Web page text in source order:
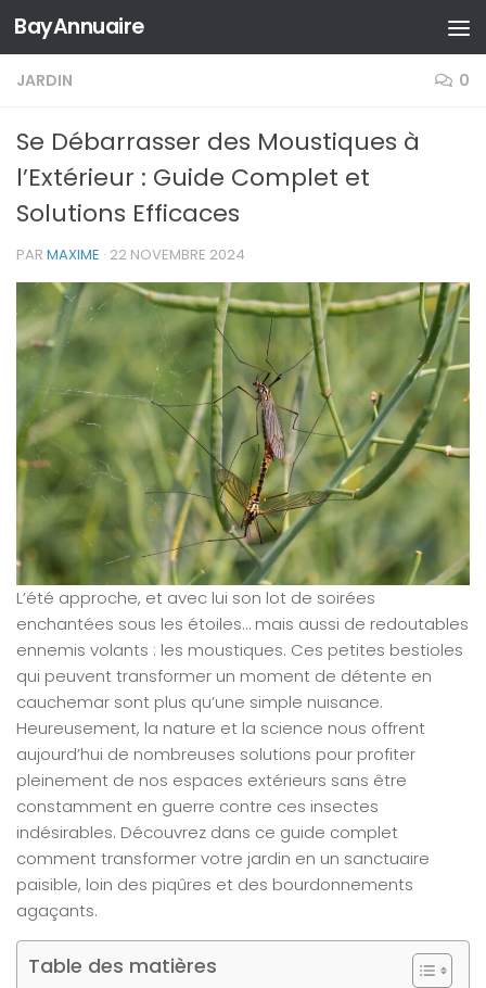
Skip to content
BayAnnuaire
JARDIN 0
Se Débarrasser des Moustiques à
l’Extérieur : Guide Complet et
Solutions Efficaces
PAR MAXIME · 22 NOVEMBRE 2024
L’été approche, et avec lui son lot de soirées
enchantées sous les étoiles… mais aussi de redoutables
ennemis volants : les moustiques. Ces petites bestioles
qui peuvent transformer un moment de détente en
cauchemar sont plus qu’une simple nuisance.
Heureusement, la nature et la science nous offrent
aujourd’hui de nombreuses solutions pour profiter
pleinement de nos espaces extérieurs sans être
constamment en guerre contre ces insectes
indésirables. Découvrez dans ce guide complet
comment transformer votre jardin en un sanctuaire
paisible, loin des piqûres et des bourdonnements
agaçants.
Table des matières